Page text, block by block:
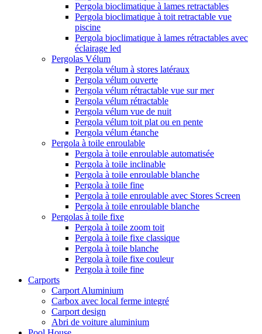
Pergola bioclimatique à lames retractables
Pergola bioclimatique à toit retractable vue
piscine
Pergola bioclimatique à lames rétractables avec
éclairage led
Pergolas Vélum
Pergola vélum à stores latéraux
Pergola vélum ouverte
Pergola vélum rétractable vue sur mer
Pergola vélum rétractable
Pergola vélum vue de nuit
Pergola vélum toit plat ou en pente
Pergola vélum étanche
Pergola à toile enroulable
Pergola à toile enroulable automatisée
Pergola à toile inclinable
Pergola à toile enroulable blanche
Pergola à toile fine
Pergola à toile enroulable avec Stores Screen
Pergola à toile enroulable blanche
Pergolas à toile fixe
Pergola à toile zoom toit
Pergola à toile fixe classique
Pergola à toile blanche
Pergola à toile fixe couleur
Pergola à toile fine
Carports
Carport Aluminium
Carbox avec local ferme integré
Carport design
Abri de voiture aluminium